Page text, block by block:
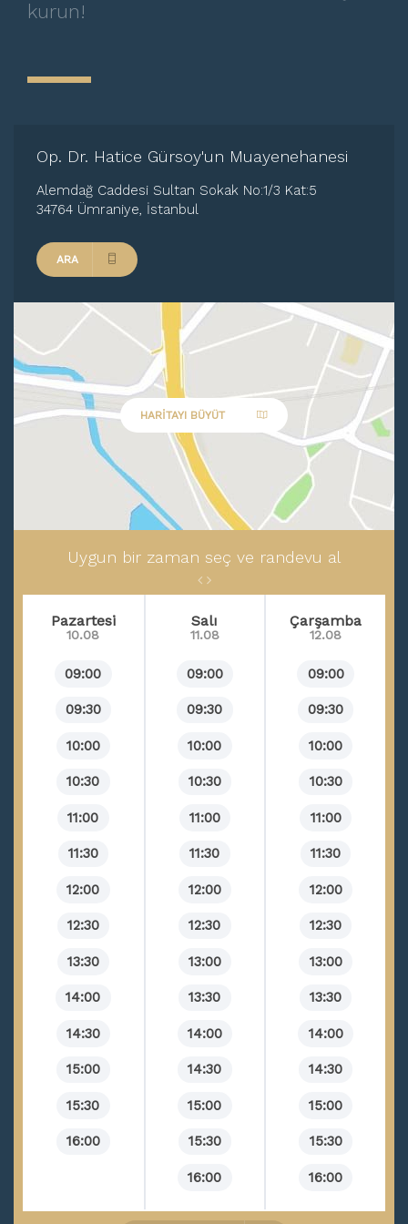
Menopoz
Cinsel Yolla Bulaşan Hastalıklar
Genital Siğil
Osteoporoz
Ağrılı Cinsel İlişki
Çocuk jinekolojik hastalıkları
Rahim Hastalıkları
Miyom
Rahim,Rahim ağzı kanseri
Yumurtalık Kistleri
Over Kistleri
İlk Gece Korkusu
Vajinal Kaşıntı
Bartolin Kisti (Absesi)
Jinekolojik Tümörler
Vajina Yapışması
Bartholin Kistleri
Rahim Kanseri
Vajinal Atrofi (Kuruluk)
kurun!
Op. Dr. Hatice Gürsoy'un Muayenehanesi
Alemdağ Caddesi Sultan Sokak No:1/3 Kat:5
34764 Ümraniye, İstanbul
ARA
HARITAYI BÜYÜT
Uygun bir zaman seç ve randevu al
Pazartesi
10.08
09:00
09:30
10:00
10:30
11:00
11:30
12:00
12:30
13:30
14:00
14:30
15:00
15:30
16:00
Salı
11.08
09:00
09:30
10:00
10:30
11:00
11:30
12:00
12:30
13:00
13:30
14:00
14:30
15:00
15:30
16:00
Çarşamba
12.08
09:00
09:30
10:00
10:30
11:00
11:30
12:00
12:30
13:00
13:30
14:00
14:30
15:00
15:30
16:00